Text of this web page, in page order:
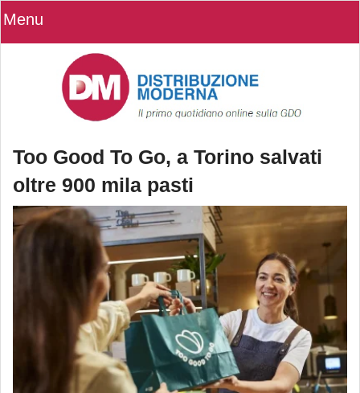
Menu
Too Good To Go, a Torino salvati
oltre 900 mila pasti